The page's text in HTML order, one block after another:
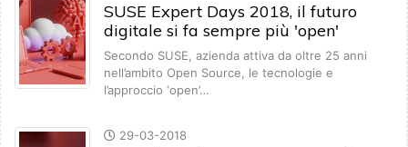
SUSE Expert Days 2018, il futuro
digitale si fa sempre più 'open'
Secondo SUSE, azienda attiva da oltre 25 anni
nell’ambito Open Source, le tecnologie e
l’approccio ‘open’…
29-03-2018